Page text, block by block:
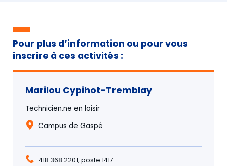
Pour plus d’information ou pour vous
inscrire à ces activités :
Marilou Cypihot-Tremblay
Technicien.ne en loisir
Campus de Gaspé
418 368 2201, poste 1417